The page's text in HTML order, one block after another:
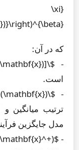
- \xi}
که در آن:
است.
ترتیب میانگین
مدل جایگزین
- $f(\mathbf{x}^+)$ بهترین مشاهده فعلی است.